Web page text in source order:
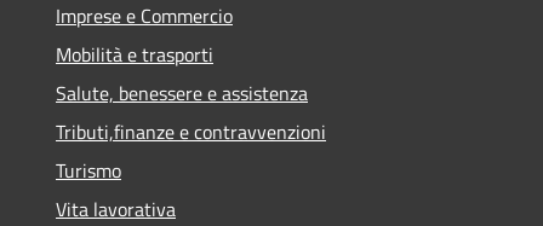
Imprese e Commercio
Mobilità e trasporti
Salute, benessere e assistenza
Tributi,finanze e contravvenzioni
Turismo
Vita lavorativa